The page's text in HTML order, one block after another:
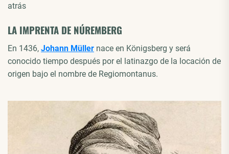
atrás
LA IMPRENTA DE NÚREMBERG
En 1436, Johann Müller nace en Königsberg y será
conocido tiempo después por el latinazgo de la locación de
origen bajo el nombre de Regiomontanus.